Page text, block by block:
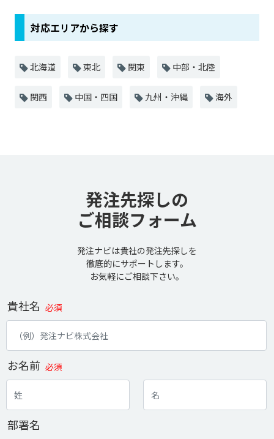
対応エリアから探す
北海道 東北 関東 中部・北陸
関西 中国・四国 九州・沖縄 海外
発注先探しの
ご相談フォーム
発注ナビは貴社の発注先探しを
徹底的にサポートします。
お気軽にご相談下さい。
貴社名 必須
お名前 必須
部署名